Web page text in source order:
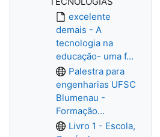
excelente
demais - A
tecnologia na
educação- uma f...
Palestra para
engenharias UFSC
Blumenau -
Formação...
Livro 1 - Escola,